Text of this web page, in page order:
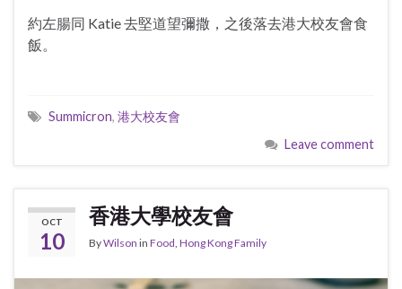
約左腸同 Katie 去堅道望彌撒，之後落去港大校友會食
飯。
Summicron, 港大校友會
Leave comment
OCT
10
香港大學校友會
ByWilson in Food, Hong Kong Family